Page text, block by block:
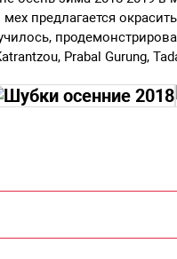
предлагается
Prabal Gurung,